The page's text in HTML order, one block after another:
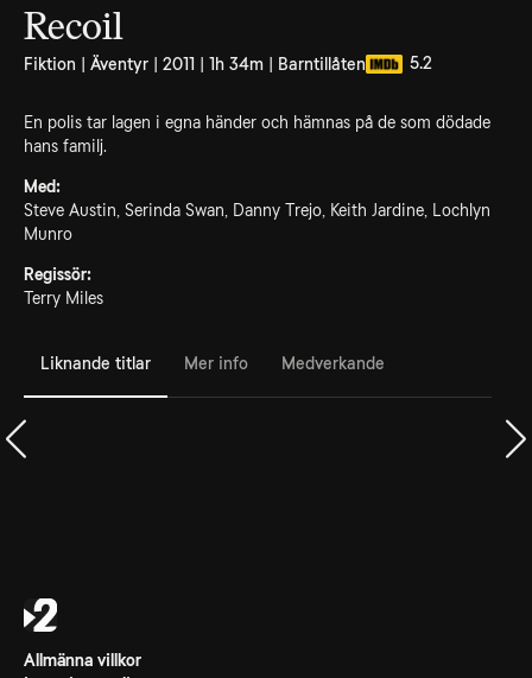
Recoil
Fiktion | Äventyr | 2011 | 1h 34m | Barntillåten 5.2
En polis tar lagen i egna händer och hämnas på de som dödade
hans familj.
Med:
Steve Austin, Serinda Swan, Danny Trejo, Keith Jardine, Lochlyn
Munro
Regissör:
Terry Miles
Liknande titlar Mer info Medverkande
Allmänna villkor